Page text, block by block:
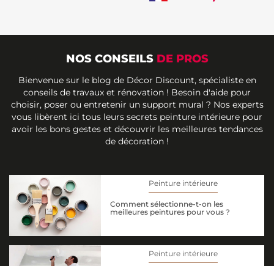
NOS CONSEILS DE PROS
Bienvenue sur le blog de Décor Discount, spécialiste en
conseils de travaux et rénovation ! Besoin d'aide pour
choisir, poser ou entretenir un support mural ? Nos experts
vous libèrent ici tous leurs secrets peinture intérieure pour
avoir les bons gestes et découvrir les meilleures tendances
de décoration !
Peinture intérieure
Comment sélectionne-t-on les
meilleures peintures pour vous ?
Peinture intérieure